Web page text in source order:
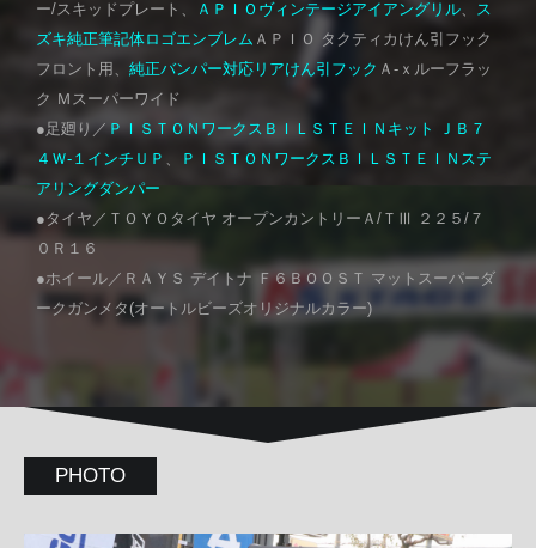
ー/スキッドプレート、
ＡＰＩＯヴィンテージアイアングリル、 ス
ズキ純正筆記体ロゴエンブレム ＡＰＩＯ タクティカけん引フック
フロント用、純正バンパー対応リアけん引フック Ａ-ｘルーフラッ
ク Ｍスーパーワイド
●足廻り／ＰＩＳＴＯＮワークスＢＩＬＳＴＥＩＮキット ＪＢ７
４Ｗ-１インチＵＰ 、
ＰＩＳＴＯＮワークスＢＩＬＳＴＥＩＮステ
アリングダンパー
●タイヤ／ＴＯＹＯタイヤ オープンカントリーＡ/ＴⅢ ２２５/７
０Ｒ１６
●ホイール／ＲＡＹＳ デイトナ Ｆ６ＢＯＯＳＴ マットスーパーダ
ークガンメタ(オートルビーズオリジナルカラー)
PHOTO